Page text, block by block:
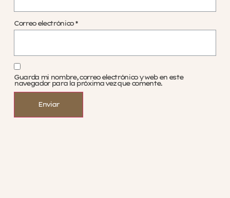
Correo electrónico *
Guarda mi nombre, correo electrónico y web en este
navegador para la próxima vez que comente.